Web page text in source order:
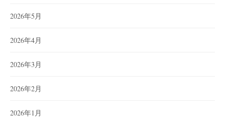
2026年5月
2026年4月
2026年3月
2026年2月
2026年1月